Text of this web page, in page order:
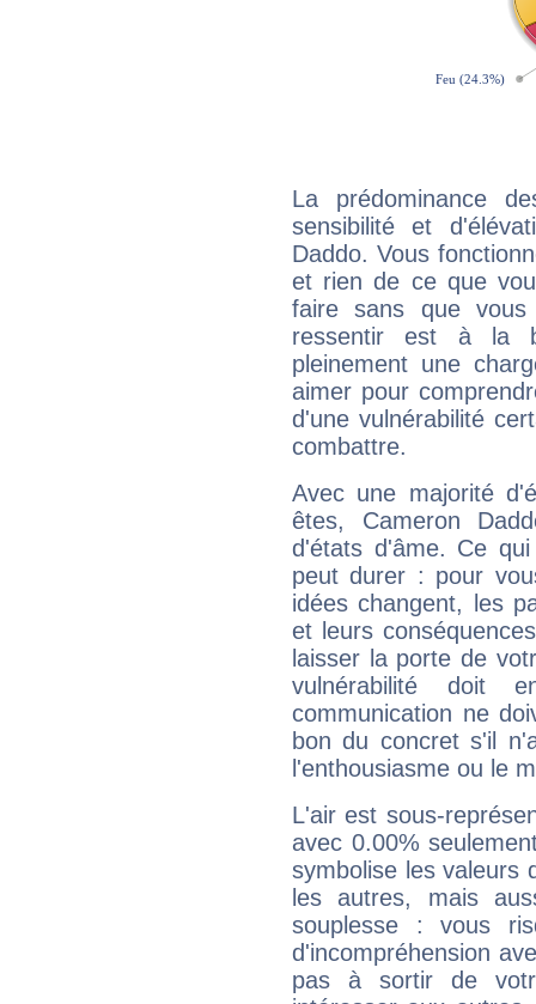
La prédominance
sensibilité et
Daddo. Vous
et rien de ce que
faire sans que
ressentir est à la
pleinement une
aimer pour
d'une vulnérabilité
combattre.
Avec une majorité
êtes, Cameron
d'états d'âme. Ce
peut durer : pour
idées changent, les
et leurs
laisser la porte de
vulnérabilité doit
communication ne
bon du concret s'il
l'enthousiasme ou le
L'air est sous-
avec 0.00%
symbolise les valeurs
les autres, mais
souplesse : vous
d'incompréhension
pas à sortir de